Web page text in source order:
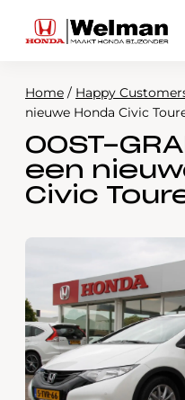
Modellen
Voorraad
Onderhoud en
Over ons
Webshop
Contact
Plan
Mijn
Home / Happy
nieuwe Honda Civic
OOST-
een
Civic